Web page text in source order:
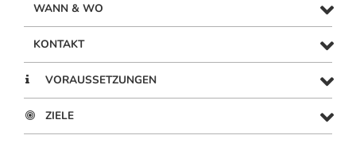
WANN & WO
KONTAKT
VORAUSSETZUNGEN
ZIELE